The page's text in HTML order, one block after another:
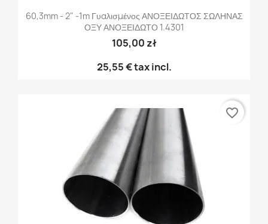
60,3mm - 2" -1m Γυαλισμένος ΑΝΟΞΕΙΔΩΤΟΣ ΣΩΛΗΝΑΣ
ΟΞΥ ΑΝΟΞΕΙΔΩΤΟ 1.4301
105,00 zł
25,55 €tax incl.
favorite_border